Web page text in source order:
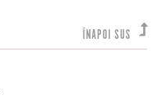
ÎNAPOI SUS